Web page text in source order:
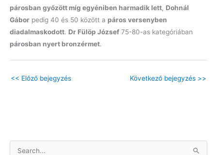
párosban győzött míg egyéniben harmadik lett, Dohnál
Gábor pedig 40 és 50 között a páros versenyben
diadalmaskodott. Dr Fülöp József 75-80-as kategóriában
párosban nyert bronzérmet.
<< Előző bejegyzés Következő bejegyzés >>